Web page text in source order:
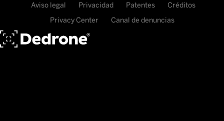
Aviso legal Privacidad Patentes
Créditos
Privacy Center
Canal de denuncias